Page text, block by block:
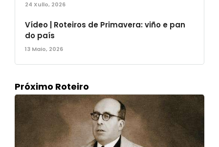
24 Xullo, 2026
Vídeo | Roteiros de Primavera: viño e pan
do país
13 Maio, 2026
Próximo Roteiro